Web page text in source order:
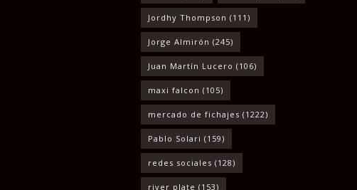
Jordhy Thompson (111)
Jorge Almirón (245)
Juan Martín Lucero (106)
maxi falcon (105)
mercado de fichajes (1222)
Pablo Solari (159)
redes sociales (128)
river plate (153)